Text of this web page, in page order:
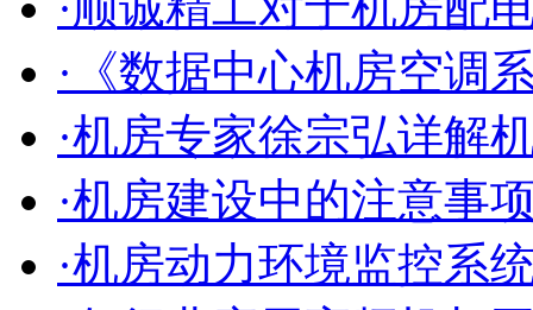
·顺诚精工对于机房配
·《数据中心机房空调
·机房专家徐宗弘详解
·机房建设中的注意事
·机房动力环境监控系